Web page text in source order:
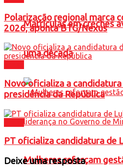
Matrículas em creches
uma década
Mulheres reforçam
Polarização regional marca
2026, aponta BTG/Nexus
Novo oficializa a
presidência da República
PT oficializa candidatura de
Deixe uma resposta